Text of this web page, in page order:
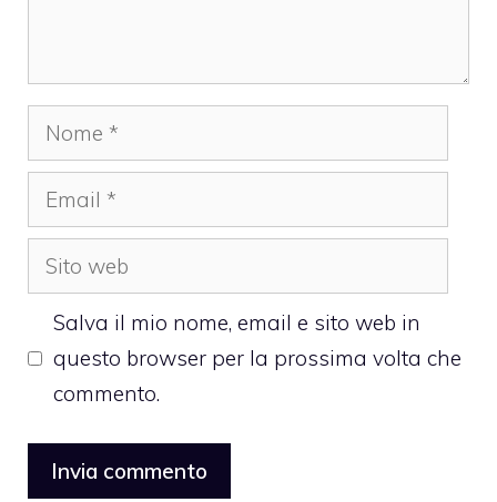
Nome
Email
Sito
web
Salva il mio nome, email e sito web in
questo browser per la prossima volta che
commento.